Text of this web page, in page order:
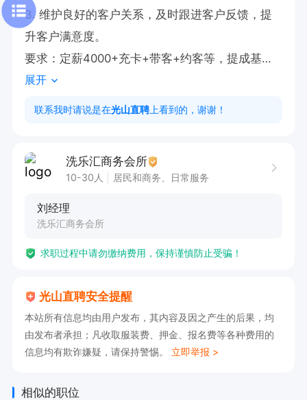
3. 维护良好的客户关系，及时跟进客户反馈，提
升客户满意度。
要求：定薪4000+充卡+带客+约客等，提成基本
工资在8000以上，要求在行业有2年以上的营销经
展开
联系我时请说是在光山直聘 上看到的，谢谢！
洗乐汇商务会所
10-30人 居民和商务、日常服务
刘经理
洗乐汇商务会所
求职过程中请勿缴纳费用，保持谨慎防止受骗！
光山直聘安全提醒
本站所有信息均由用户发布，其内容及因之产生的后果，均
由发布者承担；凡收取服装费、押金、报名费等各种费用的
信息均有欺诈嫌疑，请保持警惕。 立即举报 >
相似的职位